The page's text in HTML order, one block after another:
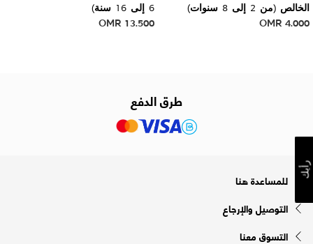
الخالص (من 2 إلى 8 سنوات)
OMR 4.000
6 إلى 16 سنة)
OMR 13.500
طرق الدفع
للمساعدة هنا
التوصيل والإرجاع
التسوق معنا
رأيك